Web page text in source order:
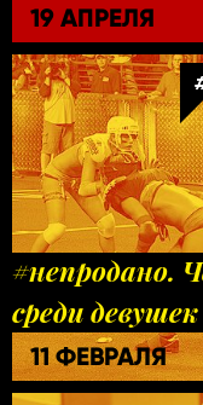
19 АПРЕЛЯ
#непродано.
среди
11 ФЕВРАЛЯ